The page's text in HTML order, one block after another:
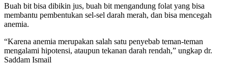
Buah bit bisa dibikin jus, buah bit mengandung folat yang bisa
membantu pembentukan sel-sel darah merah, dan bisa mencegah
anemia.
“Karena anemia merupakan salah satu penyebab teman-teman
mengalami hipotensi, ataupun tekanan darah rendah,” ungkap dr.
Saddam Ismail